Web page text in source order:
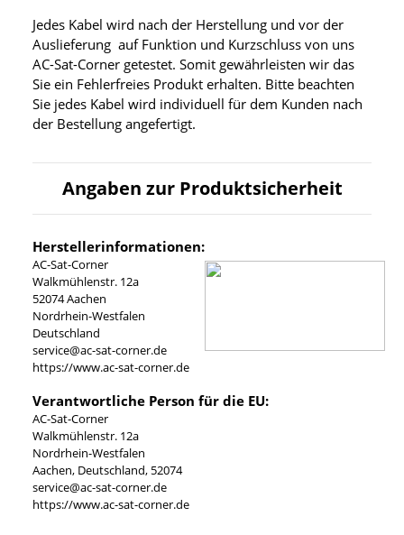
Jedes Kabel wird nach der Herstellung und vor der
Auslieferung auf Funktion und Kurzschluss von uns
AC-Sat-Corner getestet. Somit gewährleisten wir das
Sie ein Fehlerfreies Produkt erhalten. Bitte beachten
Sie jedes Kabel wird individuell für dem Kunden nach
der Bestellung angefertigt.
Angaben zur Produktsicherheit
Herstellerinformationen:
AC-Sat-Corner
Walkmühlenstr. 12a
52074 Aachen
Nordrhein-Westfalen
Deutschland
service@ac-sat-corner.de
https://www.ac-sat-corner.de
Verantwortliche Person für die EU:
AC-Sat-Corner
Walkmühlenstr. 12a
Nordrhein-Westfalen
Aachen, Deutschland, 52074
service@ac-sat-corner.de
https://www.ac-sat-corner.de